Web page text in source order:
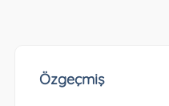
Özgeçmiş